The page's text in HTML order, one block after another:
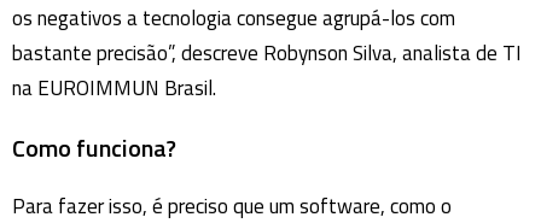
os negativos a tecnologia consegue agrupá-los com
bastante precisão”, descreve Robynson Silva, analista de TI
na EUROIMMUN Brasil.
Como funciona?
Para fazer isso, é preciso que um software, como o